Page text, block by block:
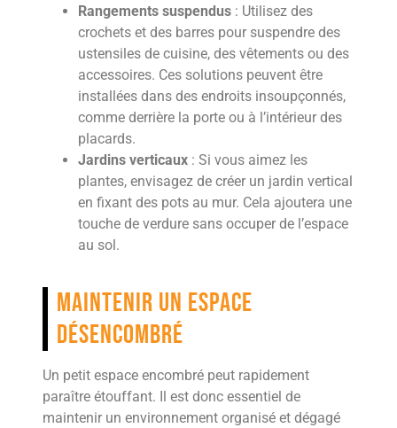
Rangements suspendus : Utilisez des
crochets et des barres pour suspendre des
ustensiles de cuisine, des vêtements ou des
accessoires. Ces solutions peuvent être
installées dans des endroits insoupçonnés,
comme derrière la porte ou à l’intérieur des
placards.
Jardins verticaux : Si vous aimez les
plantes, envisagez de créer un jardin vertical
en fixant des pots au mur. Cela ajoutera une
touche de verdure sans occuper de l’espace
au sol.
Maintenir un espace
désencombré
Un petit espace encombré peut rapidement
paraître étouffant. Il est donc essentiel de
maintenir un environnement organisé et dégagé